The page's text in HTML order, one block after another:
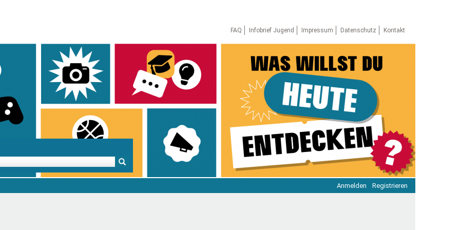
FAQ
Infobrief Jugend Impressum Datenschutz Kontakt
Anmelden Registrieren